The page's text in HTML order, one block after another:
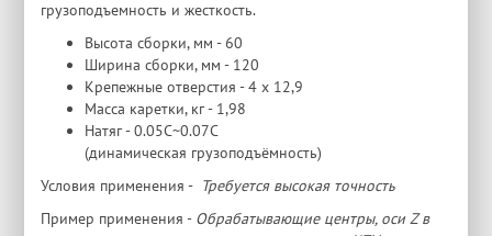
грузоподъемность и жесткость.
Высота сборки, мм - 60
Ширина сборки, мм - 120
Крепежные отверстия - 4 х 12,9
Масса каретки, кг - 1,98
Натяг - 0.05C~0.07C
(динамическая грузоподъёмность)
Условия применения - Требуется высокая точность
Пример применения - Обрабатывающие центры, оси Z в